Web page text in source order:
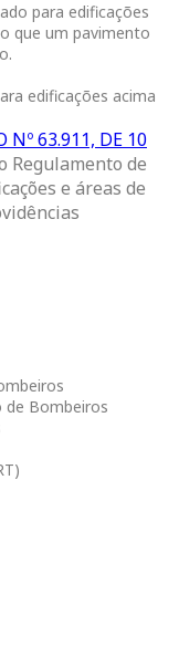
para edificações
que um pavimento
edificações acima
Nº 63.911, DE 10
Regulamento de
e áreas de
de Bombeiros